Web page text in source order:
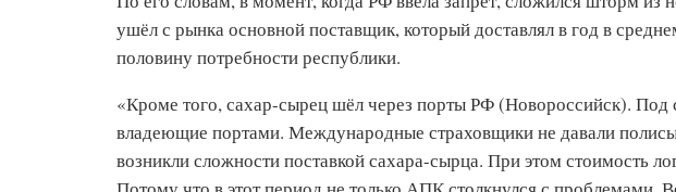
ушёл с рынка основной поставщик, который доставлял в год в
половину потребности республики.
«Кроме того, сахар-сырец шёл через порты РФ (Новороссийск). Под
владеющие портами. Международные страховщики не давали
возникли сложности поставкой сахара-сырца. При этом стоимость